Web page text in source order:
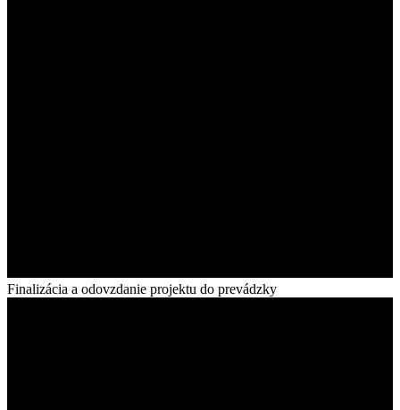
Finalizácia a odovzdanie projektu do prevádzky